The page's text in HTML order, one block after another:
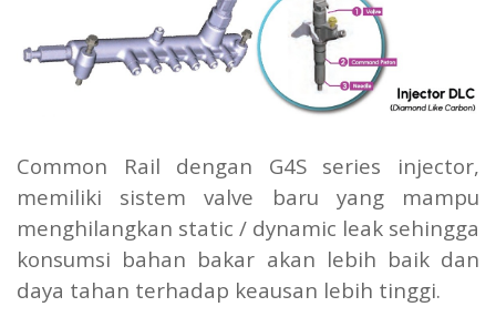
Common Rail dengan G4S series injector,
memiliki sistem valve baru yang mampu
menghilangkan static / dynamic leak sehingga
konsumsi bahan bakar akan lebih baik dan
daya tahan terhadap keausan lebih tinggi.